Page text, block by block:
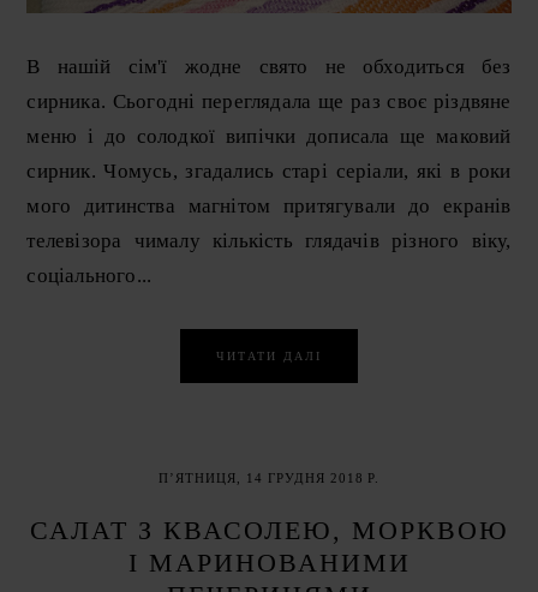
В нашій сім'ї жодне свято не обходиться без
сирника. Сьогодні переглядала ще раз своє різдвяне
меню і до солодкої випічки дописала ще маковий
сирник. Чомусь, згадались старі серіали, які в роки
мого дитинства магнітом притягували до екранів
телевізора чималу кількість глядачів різного віку,
соціального...
ЧИТАТИ ДАЛІ
ПʼЯТНИЦЯ, 14 ГРУДНЯ 2018 Р.
САЛАТ З КВАСОЛЕЮ, МОРКВОЮ
І МАРИНОВАНИМИ